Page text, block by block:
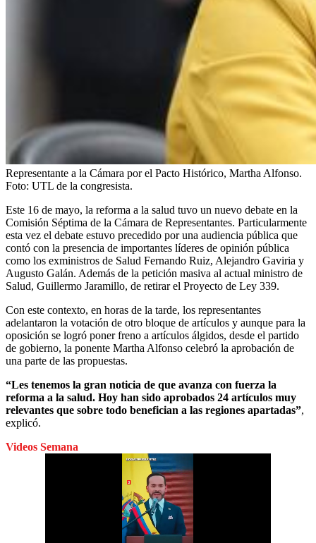
Representante a la Cámara por el Pacto Histórico, Martha Alfonso.
Foto: UTL de la congresista.
Este 16 de mayo, la reforma a la salud tuvo un nuevo debate en la
Comisión Séptima de la Cámara de Representantes. Particularmente
esta vez el debate estuvo precedido por una audiencia pública que
contó con la presencia de importantes líderes de opinión pública
como los exministros de Salud Fernando Ruiz, Alejandro Gaviria y
Augusto Galán. Además de la petición masiva al actual ministro de
Salud, Guillermo Jaramillo, de retirar el Proyecto de Ley 339.
Con este contexto, en horas de la tarde, los representantes
adelantaron la votación de otro bloque de artículos y aunque para la
oposición se logró poner freno a artículos álgidos, desde el partido
de gobierno, la ponente Martha Alfonso celebró la aprobación de
una parte de las propuestas.
“Les tenemos la gran noticia de que avanza con fuerza la
reforma a la salud. Hoy han sido aprobados 24 artículos muy
relevantes que sobre todo benefician a las regiones apartadas”,
explicó.
Videos Semana